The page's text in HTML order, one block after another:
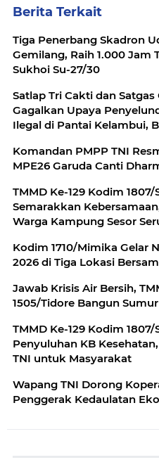
Berita Terkait
Tiga Penerbang Skadron
Gemilang, Raih 1.000 Jam
Sukhoi Su-27/30
Satlap Tri Cakti dan
Gagalkan Upaya
Ilegal di Pantai Kelambui,
Komandan PMPP TNI
MPE26 Garuda Canti
TMMD Ke-129 Kodim
Semarakkan
Warga Kampung Sesor
Kodim 1710/Mimika Gelar
2026 di Tiga Lokasi
Jawab Krisis Air Bersih,
1505/Tidore Bangun
TMMD Ke-129 Kodim
Penyuluhan KB
TNI untuk Masyarakat
Wapang TNI Dorong
Penggerak Kedaulatan